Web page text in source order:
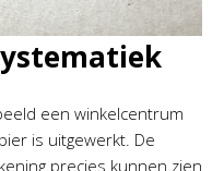
een winkelcentrum
is uitgewerkt. De
precies kunnen zien